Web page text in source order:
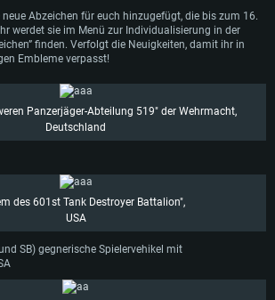
Abzeichen für euch hinzugefügt, die bis zum 16.
werdet sie im Menü zur Individualisierung in der
finden. Verfolgt die Neuigkeiten, damit ihr in
Embleme verpasst!
Panzerjäger-Abteilung 519" der Wehrmacht,
Deutschland
des 601st Tank Destroyer Battalion",
USA
SB) gegnerische Spielervehikel mit